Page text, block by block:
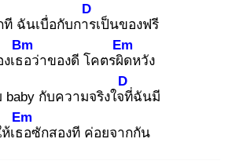
ที ฉันเบื่อกับการ
D
เป็นของฟรี
เธอ
Bm
ว่าของดี โคตรผิด
Em
หวัง
baby กับความจริงใจที่
D
ฉันมี
เธอ
Em
ซักสองที ค่อยจากกัน